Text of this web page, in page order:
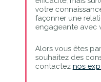
votre
façonner une
engageante avec
Alors vous êtes
souhaitez des
contactez nos